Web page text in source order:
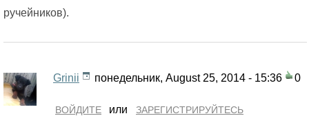
ручейников).
Grinii понедельник, August 25, 2014 - 15:36 0
ВОЙДИТЕ или ЗАРЕГИСТРИРУЙТЕСЬ